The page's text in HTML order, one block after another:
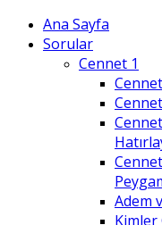
Ana Sayfa
Sorular
Cennet 1
Adem
Kimler